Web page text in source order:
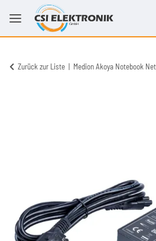
Zurück zur Liste Medion Akoya Notebook